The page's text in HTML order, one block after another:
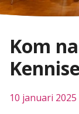
Kom
10 januari 2025